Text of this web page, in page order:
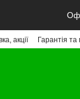
акції Гарантія